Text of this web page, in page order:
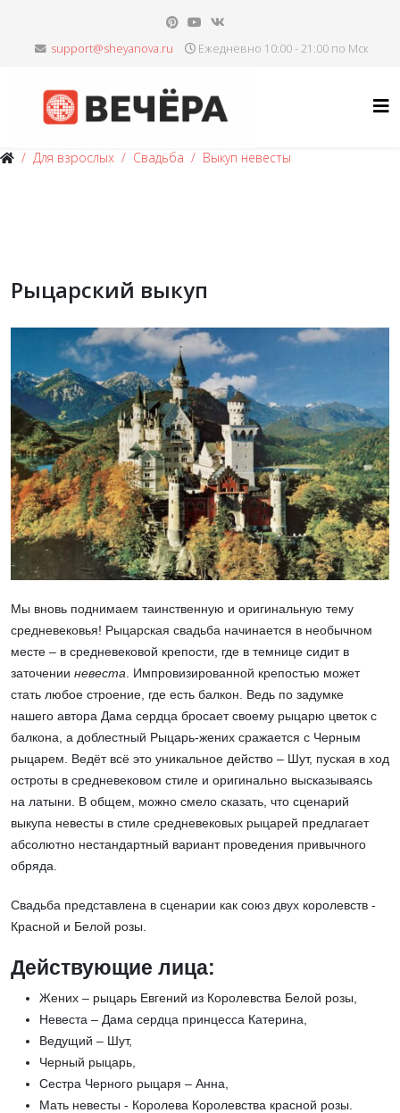
Ежедневно 10:00 - 21:00 по Мск
Для взрослых Свадьба Выкуп невесты
Рыцарский выкуп
Мы вновь поднимаем таинственную и оригинальную тему
средневековья! Рыцарская свадьба начинается в необычном
месте – в средневековой крепости, где в темнице сидит в
заточении невеста . Импровизированной крепостью может
стать любое строение, где есть балкон. Ведь по задумке
нашего автора Дама сердца бросает своему рыцарю цветок с
балкона, а доблестный Рыцарь-жених сражается с Черным
рыцарем. Ведёт всё это уникальное действо – Шут, пуская в ход
остроты в средневековом стиле и оригинально высказываясь
на латыни. В общем, можно смело сказать, что сценарий
выкупа невесты в стиле средневековых рыцарей предлагает
абсолютно нестандартный вариант проведения привычного
обряда.
Свадьба представлена в сценарии как союз двух королевств -
Красной и Белой розы
Действующие лица:
Жених – рыцарь Евгений из Королевства Белой розы,
Невеста – Дама сердца принцесса Катерина,
Ведущий – Шут,
Черный рыцарь,
Сестра Черного рыцаря – Анна,
Мать невесты - Королева Королевства красной розы.